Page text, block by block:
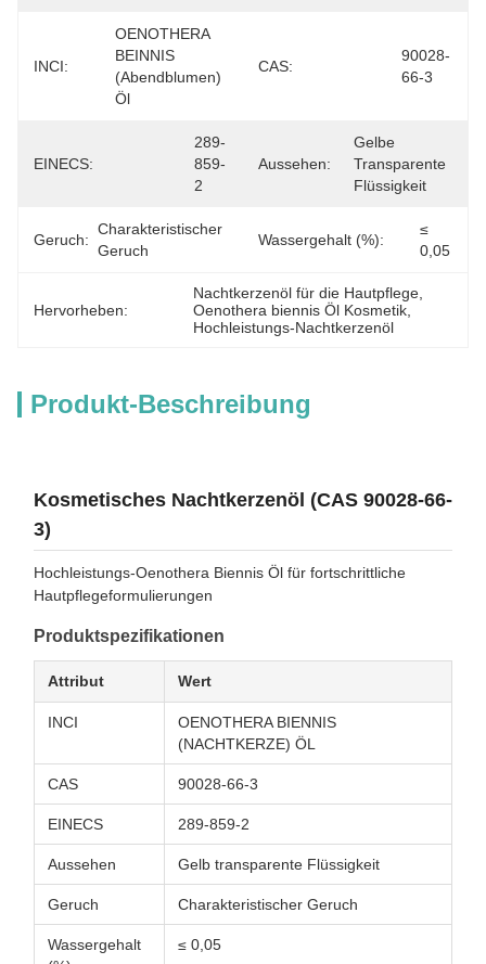
INCI:
OENOTHERA
BEINNIS
(Abendblumen)
Öl
CAS:
90028-
66-3
EINECS:
289-
859-
2
Aussehen:
Gelbe
Transparente
Flüssigkeit
Geruch:
Charakteristischer
Geruch
Wassergehalt (%):
≤
0,05
Hervorheben:
Nachtkerzenöl für die Hautpflege
Oenothera biennis Öl Kosmetik
Hochleistungs-Nachtkerzenöl
Produkt-Beschreibung
Kosmetisches Nachtkerzenöl (CAS 90028-66-
3)
Hochleistungs-Oenothera Biennis Öl für fortschrittliche
Hautpflegeformulierungen
Produktspezifikationen
Attribut Wert
INCI
OENOTHERA BIENNIS
(NACHTKERZE) ÖL
CAS 90028-66-3
EINECS 289-859-2
Aussehen Gelb transparente Flüssigkeit
Geruch Charakteristischer Geruch
Wassergehalt
≤ 0,05